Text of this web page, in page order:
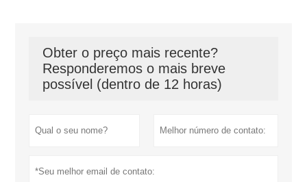
Obter o preço mais recente?
Responderemos o mais breve
possível (dentro de 12 horas)